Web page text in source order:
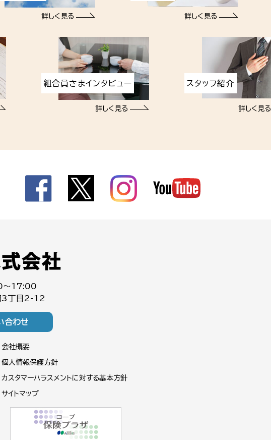
詳しく見る 詳しく見る
組合員さまインタビュー
詳しく見る
スタッフ紹介
詳しく見る
～17:00
3丁目2-12
合わせ
会社概要
個人情報保護方針
カスタマーハラスメントに対する基本方針
サイトマップ